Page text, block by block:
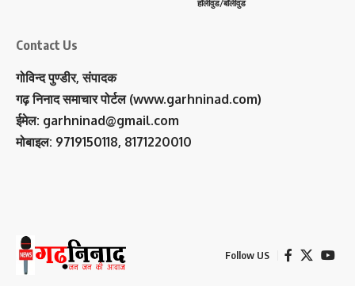
हॉलीवुड/बॉलीवुड
Contact Us
गोविन्द पुण्डीर, संपादक
गढ़ निनाद समाचार पोर्टल (www.garhninad.com)
ईमेल: garhninad@gmail.com
मोबाइल: 9719150118, 8171220010
Follow US